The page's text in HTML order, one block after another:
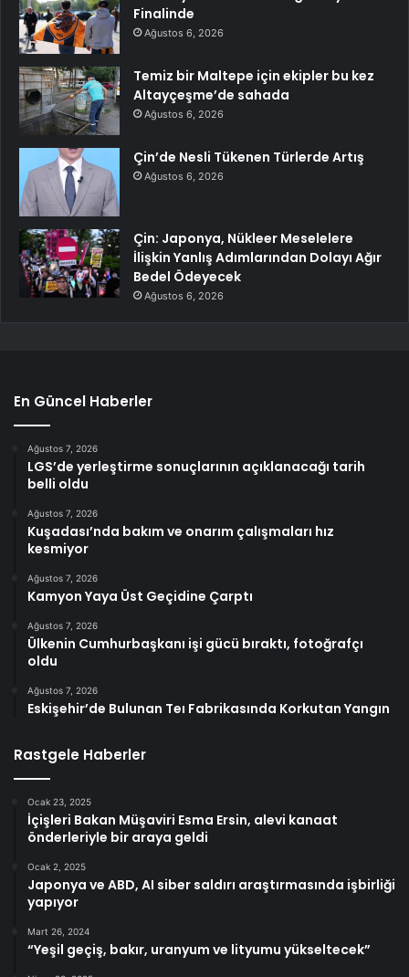
Finalinde
Ağustos 6, 2026
Temiz bir Maltepe için ekipler bu kez
Altayçeşme’de sahada
Ağustos 6, 2026
Çin’de Nesli Tükenen Türlerde Artış
Ağustos 6, 2026
Çin: Japonya, Nükleer Meselelere
İlişkin Yanlış Adımlarından Dolayı Ağır
Bedel Ödeyecek
Ağustos 6, 2026
En Güncel Haberler
Ağustos 7, 2026
LGS’de yerleştirme sonuçlarının açıklanacağı tarih
belli oldu
Ağustos 7, 2026
Kuşadası’nda bakım ve onarım çalışmaları hız
kesmiyor
Ağustos 7, 2026
Kamyon Yaya Üst Geçidine Çarptı
Ağustos 7, 2026
Ülkenin Cumhurbaşkanı işi gücü bıraktı, fotoğrafçı
oldu
Ağustos 7, 2026
Eskişehir’de Bulunan Teı Fabrikasında Korkutan Yangın
Rastgele Haberler
Ocak 23, 2025
İçişleri Bakan Müşaviri Esma Ersin, alevi kanaat
önderleriyle bir araya geldi
Ocak 2, 2025
Japonya ve ABD, AI siber saldırı araştırmasında işbirliği
yapıyor
Mart 26, 2024
“Yeşil geçiş, bakır, uranyum ve lityumu yükseltecek”